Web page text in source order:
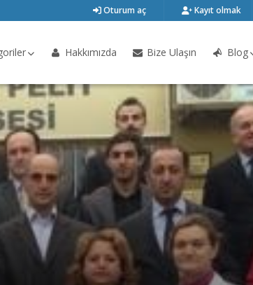
Oturum aç Kayıt olmak
Hakkımızda Bize Ulaşın Blog